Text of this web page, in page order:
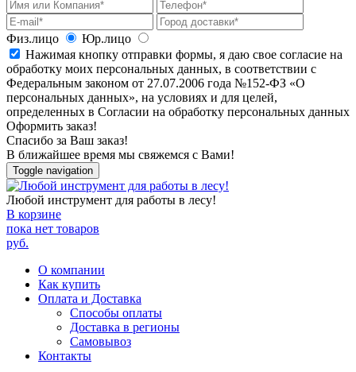
Физ.лицо
Юр.лицо
Нажимая кнопку отправки формы, я даю свое согласие на
обработку моих персональных данных, в соответствии с
Федеральным законом от 27.07.2006 года №152-ФЗ «О
персональных данных», на условиях и для целей,
определенных в Согласии на обработку персональных данных
Оформить заказ!
Спасибо за Ваш заказ!
В ближайшее время мы свяжемся с Вами!
Toggle navigation
Любой инструмент для работы в лесу!
В корзине
пока нет товаров
руб.
О компании
Как купить
Оплата и Доставка
Способы оплаты
Доставка в регионы
Самовывоз
Контакты